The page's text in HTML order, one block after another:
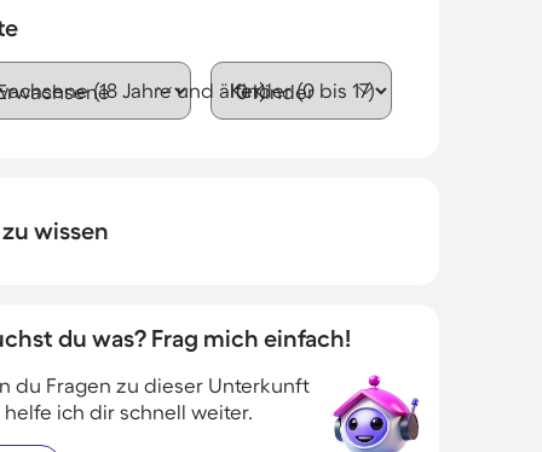
(18 Jahre und älter)Kinder (0 bis 17)
wissen
du was? Frag mich einfach!
du Fragen zu dieser Unterkunft
helfe ich dir schnell weiter.